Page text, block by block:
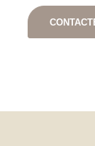
en cas
projet de
avec lui